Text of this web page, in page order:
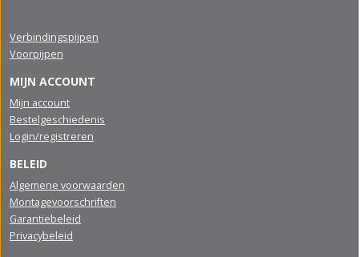
Verbindingspijpen
Voorpijpen
MIJN ACCOUNT
Mijn account
Bestelgeschiedenis
Login/registreren
BELEID
Algemene voorwaarden
Montagevoorschriften
Garantiebeleid
Privacybeleid